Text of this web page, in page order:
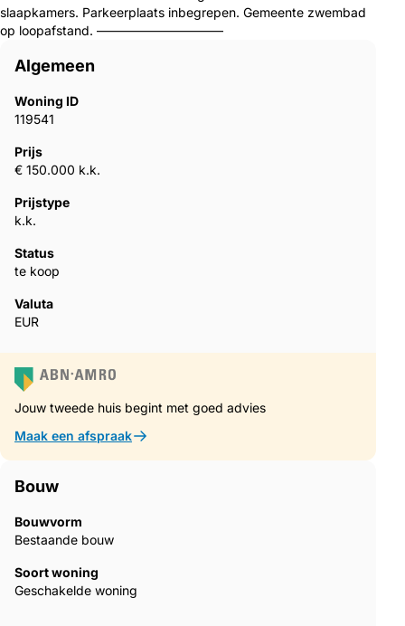
slaapkamers. Parkeerplaats inbegrepen. Gemeente zwembad
op loopafstand. ——————————
Algemeen
Woning ID
119541
Prijs
€ 150.000 k.k.
Prijstype
k.k.
Status
te koop
Valuta
EUR
Jouw tweede huis begint met goed advies
Maak een afspraak
Bouw
Bouwvorm
Bestaande bouw
Soort woning
Geschakelde woning